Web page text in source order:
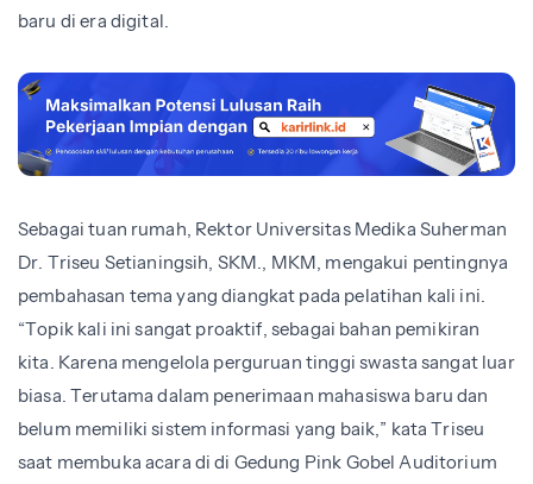
baru di era digital.
Sebagai tuan rumah, Rektor Universitas Medika Suherman
Dr. Triseu Setianingsih, SKM., MKM, mengakui pentingnya
pembahasan tema yang diangkat pada pelatihan kali ini.
“Topik kali ini sangat proaktif, sebagai bahan pemikiran
kita. Karena mengelola perguruan tinggi swasta sangat luar
biasa. Terutama dalam penerimaan mahasiswa baru dan
belum memiliki sistem informasi yang baik,” kata Triseu
saat membuka acara di di Gedung Pink Gobel Auditorium